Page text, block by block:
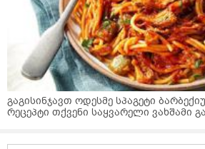
გაგისინჯავთ ოდესმე სპაგეტი
რეცეპტი თქვენი საყვარელი ვახშამი